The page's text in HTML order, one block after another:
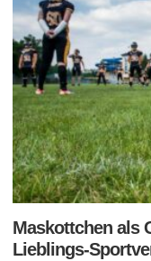
Maskottchen als
Lieblings-